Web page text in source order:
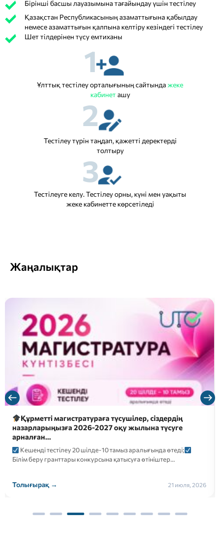
Бірінші басшы лауазымына тағайындау үшін тестілеу
Қазақстан Республикасының азаматтығына қабылдау
немесе азаматтығын қалпына келтіру кезіндегі тестілеу
Шет тілдерінен түсу емтиханы
1
Ұлттық тестілеу орталығының сайтындажеке
кабинеташу
2
Тестілеу түрін таңдап, қажетті деректерді
толтыру
3
Тестілеуге келу. Тестілеу орны, күні мен уақыты
жеке кабинетте көрсетіледі
Жаңалықтар
Құрметті магистратураға түсушілер, сіздердің
назарларыңызға 2026-2027 оқу жылына түсуге
арналған…
Кешенді тестілеу 20 шілде-10 тамыз аралығында өтеді;
Білім беру гранттары конкурсына қатысуға өтініштер…
Толығырақ → 21 июля, 2026